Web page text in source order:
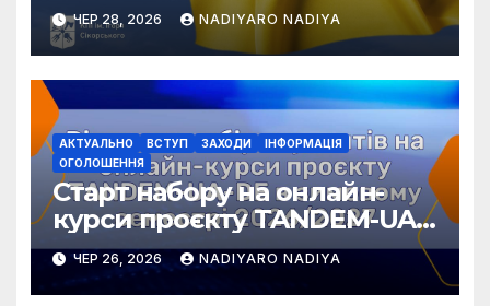
ЧЕР 28, 2026 NADIYARO NADIYA
АКТУАЛЬНО ВСТУП ЗАХОДИ
ІНФОРМАЦІЯ
ОГОЛОШЕННЯ
Старт набору на онлайн-
курси проєкту TANDEM-UA-
DE у зимовому семестрі
2026/2027!
ЧЕР 26, 2026 NADIYARO NADIYA